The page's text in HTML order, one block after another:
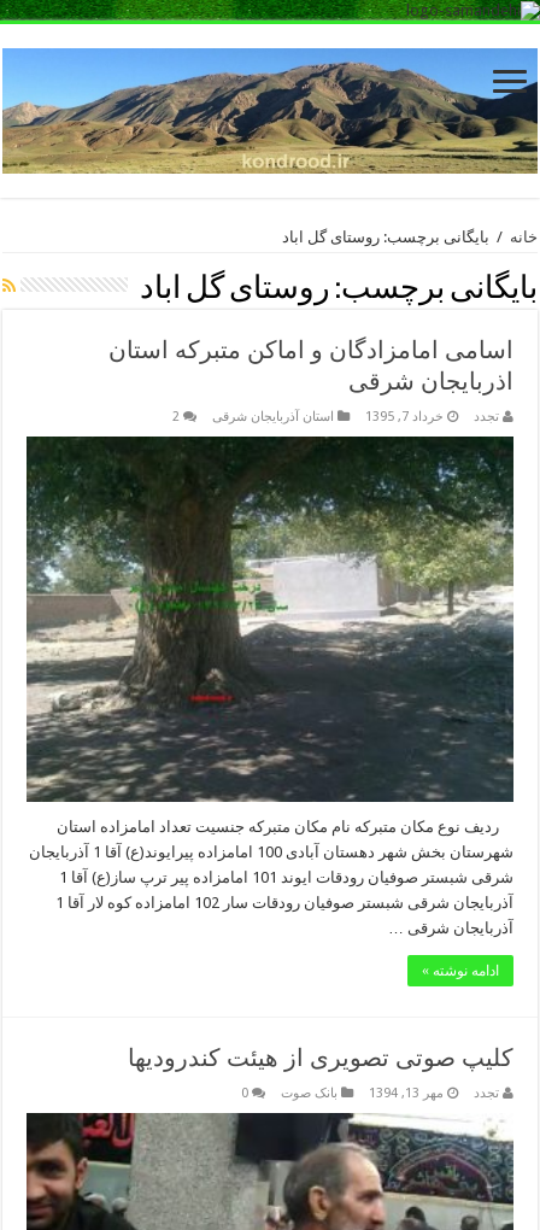
خانه / بایگانی برچسب: روستای گل اباد
بایگانی برچسب: روستای گل اباد
اسامی امامزادگان و اماکن متبرکه استان
اذربایجان شرقی
تجدد خرداد 7, 1395 استان آذربایجان شرقی 2
ردیف نوع مکان متبرکه نام مکان متبرکه جنسیت تعداد امامزاده استان
شهرستان بخش شهر دهستان آبادی 100 امامزاده پیرایوند(ع) آقا 1 آذربایجان
شرقی شبستر صوفیان رودقات ایوند 101 امامزاده پیر ترپ ساز(ع) آقا 1
آذربایجان شرقی شبستر صوفیان رودقات سار 102 امامزاده کوه لار آقا 1
آذربایجان شرقی …
ادامه نوشته »
کلیپ صوتی تصویری از هیئت کندرودیها
تجدد مهر 13, 1394 بانک صوت 0